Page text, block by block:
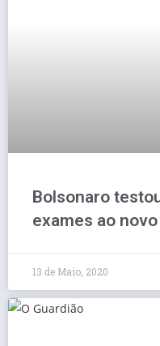
Bolsonaro
exames ao
13 de Maio, 2020